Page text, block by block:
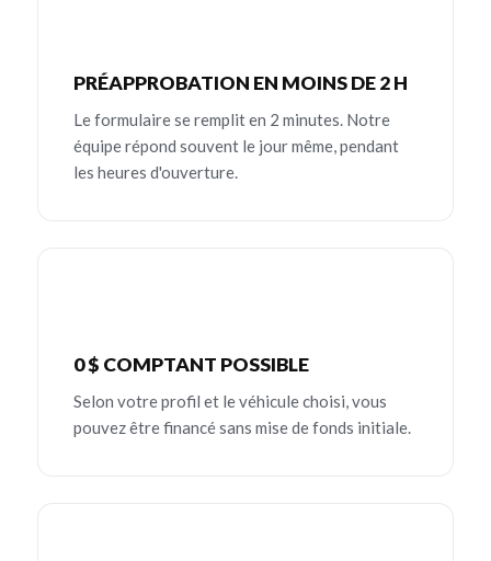
PRÉAPPROBATION EN MOINS DE 2 H
Le formulaire se remplit en 2 minutes. Notre
équipe répond souvent le jour même, pendant
les heures d'ouverture.
0 $ COMPTANT POSSIBLE
Selon votre profil et le véhicule choisi, vous
pouvez être financé sans mise de fonds initiale.